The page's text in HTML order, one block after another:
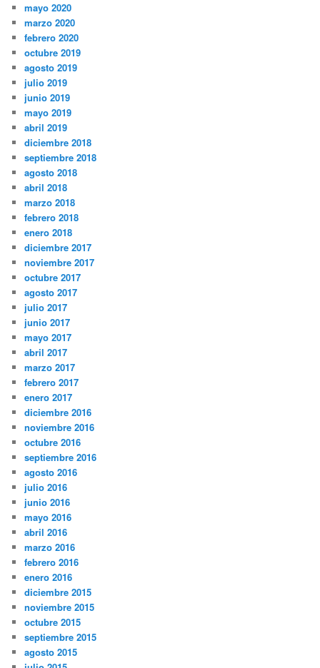
mayo 2020
marzo 2020
febrero 2020
octubre 2019
agosto 2019
julio 2019
junio 2019
mayo 2019
abril 2019
diciembre 2018
septiembre 2018
agosto 2018
abril 2018
marzo 2018
febrero 2018
enero 2018
diciembre 2017
noviembre 2017
octubre 2017
agosto 2017
julio 2017
junio 2017
mayo 2017
abril 2017
marzo 2017
febrero 2017
enero 2017
diciembre 2016
noviembre 2016
octubre 2016
septiembre 2016
agosto 2016
julio 2016
junio 2016
mayo 2016
abril 2016
marzo 2016
febrero 2016
enero 2016
diciembre 2015
noviembre 2015
octubre 2015
septiembre 2015
agosto 2015